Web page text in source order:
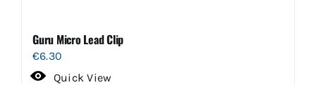
Guru Micro Lead Clip
€6.30
Quick View